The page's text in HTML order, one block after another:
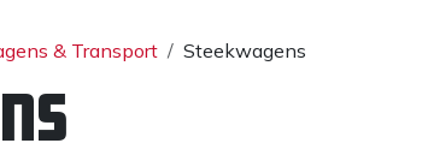
& Transport Steekwagens